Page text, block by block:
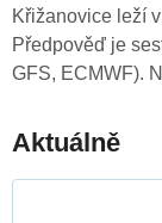
Křižanovice leží
Předpověď je
GFS, ECMWF).
Aktuálně